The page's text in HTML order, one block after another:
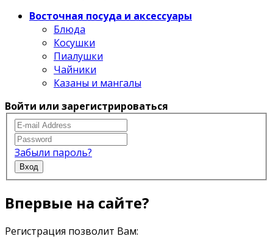
Восточная посуда и аксессуары
Блюда
Косушки
Пиалушки
Чайники
Казаны и мангалы
Войти или зарегистрироваться
Забыли пароль?
Вход
Впервые на сайте?
Регистрация позволит Вам: